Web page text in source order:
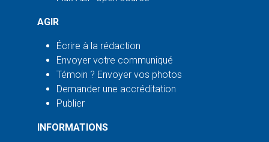
AGIR
Écrire à la rédaction
Envoyer votre communiqué
Témoin ? Envoyer vos photos
Demander une accréditation
Publier
INFORMATIONS